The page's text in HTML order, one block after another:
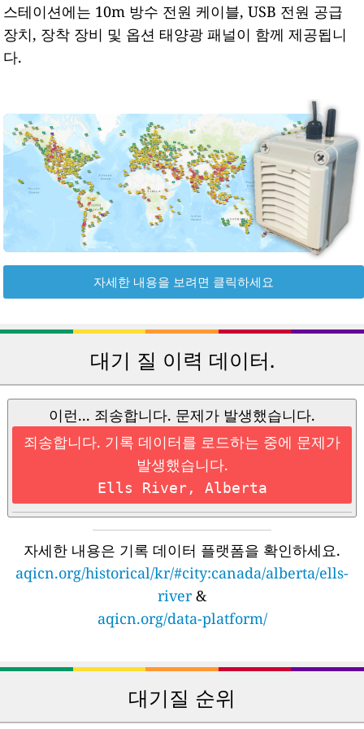
스테이션에는 10m 방수 전원 케이블, USB 전원 공급
장치, 장착 장비 및 옵션 태양광 패널이 함께 제공됩니
다.
자세한 내용을 보려면 클릭하세요
대기 질 이력 데이터.
이런... 죄송합니다. 문제가 발생했습니다.
죄송합니다. 기록 데이터를 로드하는 중에 문제가
발생했습니다.
Ells River, Alberta
자세한 내용은 기록 데이터 플랫폼을 확인하세요.
aqicn.org/historical/kr/#city:canada/alberta/ells-
river&
aqicn.org/data-platform/
대기질 순위